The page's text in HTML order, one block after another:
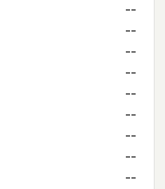
--
--
--
--
--
--
--
--
--